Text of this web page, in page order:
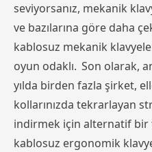
seviyorsanız, mekanik
ve bazılarına göre daha
kablosuz mekanik
oyun odaklı. Son olarak,
yılda birden fazla şirket,
kollarınızda tekrarlayan
indirmek için alternatif bir
kablosuz ergonomik